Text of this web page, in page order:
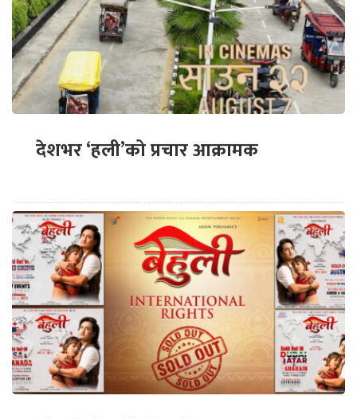
देशभर ‘हली’को प्रचार आक्रामक